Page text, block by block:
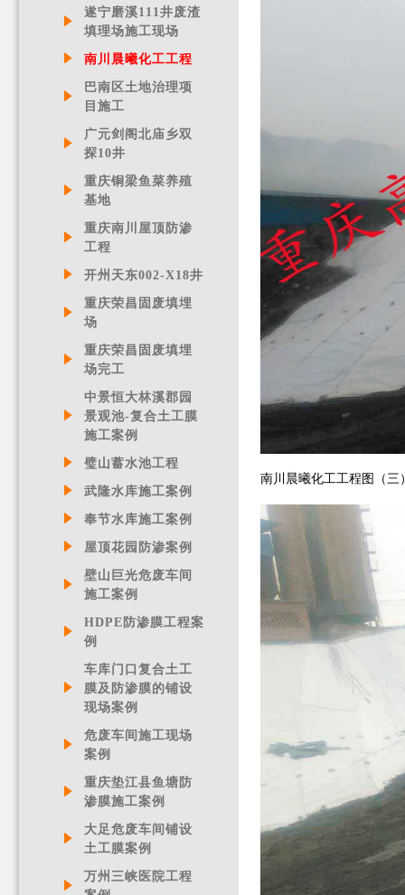
遂宁磨溪111井废渣
填理场施工现场
南川晨曦化工工程
巴南区土地治理项
目施工
广元剑阁北庙乡双
探10井
重庆铜梁鱼菜养殖
基地
重庆南川屋顶防渗
工程
开州天东002-X18井
重庆荣昌固废填埋
场
重庆荣昌固废填埋
场完工
中景恒大林溪郡园
景观池-复合土工膜
施工案例
璧山蓄水池工程
武隆水库施工案例
奉节水库施工案例
屋顶花园防渗案例
壁山巨光危废车间
施工案例
HDPE防渗膜工程案
例
车库门口复合土工
膜及防渗膜的铺设
现场案例
危废车间施工现场
案例
重庆垫江县鱼塘防
渗膜施工案例
大足危废车间铺设
土工膜案例
万州三峡医院工程
南川晨曦化工工程图（三